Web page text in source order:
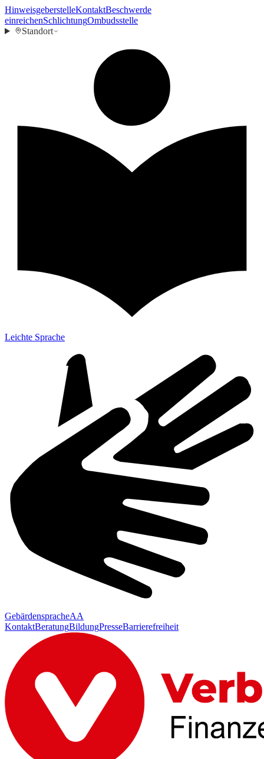
HinweisgeberstelleKontaktBeschwerde
einreichenSchlichtungOmbudsstelle
Standort
Leichte Sprache
GebärdenspracheAA
KontaktBeratungBildungPresseBarrierefreiheit